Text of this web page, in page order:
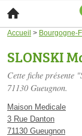
Accueil > Bourgogne-
SLONSKI
Cette fiche présente
71130 Gueugnon.
Maison Medicale
3 Rue Danton
71130 Gueugnon